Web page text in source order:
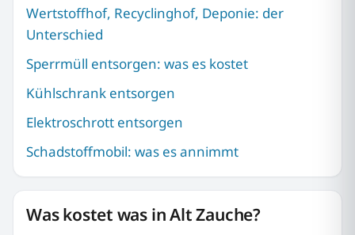
Wertstoffhof, Recyclinghof, Deponie: der
Unterschied
Sperrmüll entsorgen: was es kostet
Kühlschrank entsorgen
Elektroschrott entsorgen
Schadstoffmobil: was es annimmt
Was kostet was in Alt Zauche?